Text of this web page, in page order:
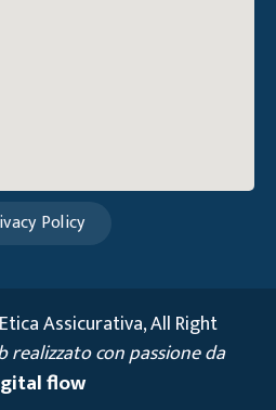
Policy
Assicurativa, All Right
realizzato con passione da
flow